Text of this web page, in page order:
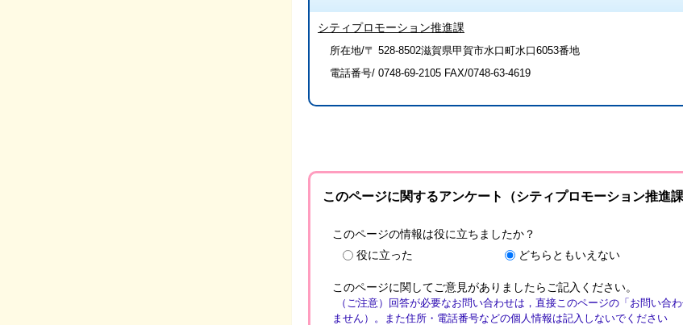
シティプロモーション推進課
所在地/〒 528-8502滋賀県甲賀市水口町水口6053番地
電話番号/ 0748-69-2105 FAX/0748-63-4619
このページに関するアンケート（シティプロモーション推進課
このページの情報は役に立ちましたか？
役に立った
どちらともいえない
このページに関してご意見がありましたらご記入ください。
（ご注意）回答が必要なお問い合わせは，直接このページの「お問い合
ません）。また住所・電話番号などの個人情報は記入しないでください